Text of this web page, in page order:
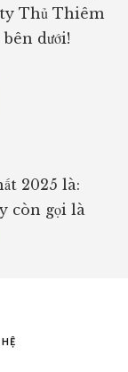
Thủ Thiêm
dưới!
2025 là:
còn gọi là